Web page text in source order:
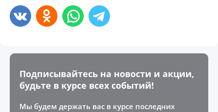
Подписывайтесь на новости и акции,
будьте в курсе всех событий!
Мы будем держать вас в курсе последних